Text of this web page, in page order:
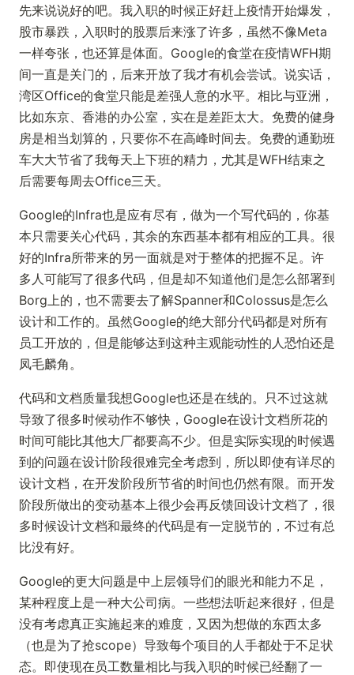
先来说说好的吧。我入职的时候正好赶上疫情开始爆发，
股市暴跌，入职时的股票后来涨了许多，虽然不像Meta
一样夸张，也还算是体面。Google的食堂在疫情WFH期
间一直是关门的，后来开放了我才有机会尝试。说实话，
湾区Office的食堂只能是差强人意的水平。相比与亚洲，
比如东京、香港的办公室，实在是差距太大。免费的健身
房是相当划算的，只要你不在高峰时间去。免费的通勤班
车大大节省了我每天上下班的精力，尤其是WFH结束之
后需要每周去Office三天。
Google的Infra也是应有尽有，做为一个写代码的，你基
本只需要关心代码，其余的东西基本都有相应的工具。很
好的Infra所带来的另一面就是对于整体的把握不足。许
多人可能写了很多代码，但是却不知道他们是怎么部署到
Borg上的，也不需要去了解Spanner和Colossus是怎么
设计和工作的。虽然Google的绝大部分代码都是对所有
员工开放的，但是能够达到这种主观能动性的人恐怕还是
凤毛麟角。
代码和文档质量我想Google也还是在线的。只不过这就
导致了很多时候动作不够快，Google在设计文档所花的
时间可能比其他大厂都要高不少。但是实际实现的时候遇
到的问题在设计阶段很难完全考虑到，所以即使有详尽的
设计文档，在开发阶段所节省的时间也仍然有限。而开发
阶段所做出的变动基本上很少会再反馈回设计文档了，很
多时候设计文档和最终的代码是有一定脱节的，不过有总
比没有好。
Google的更大问题是中上层领导们的眼光和能力不足，
某种程度上是一种大公司病。一些想法听起来很好，但是
没有考虑真正实施起来的难度，又因为想做的东西太多
（也是为了抢scope）导致每个项目的人手都处于不足状
态。即使现在员工数量相比与我入职的时候已经翻了一